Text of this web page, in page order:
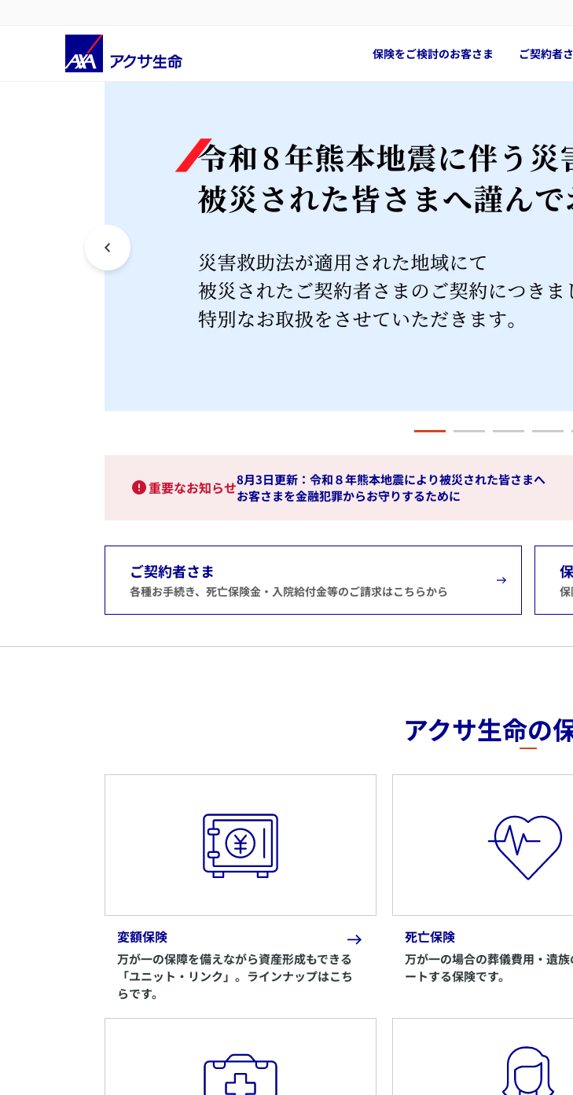
保険をご検討のお客さま ご契約者
重要なお知らせ8月3日更新：令和８年熊本地震により被災された皆さまへ
お客さまを金融犯罪からお守りするために
ご契約者さま
各種お手続き、死亡保険金・入院給付金等のご請求はこちらから
アクサ生命の
変額保険
万が一の保障を備えながら資産形成もできる
「ユニット・リンク」。ラインナップはこち
らです。
死亡保険
万が一の場合の葬儀費用・遺
ートする保険です。